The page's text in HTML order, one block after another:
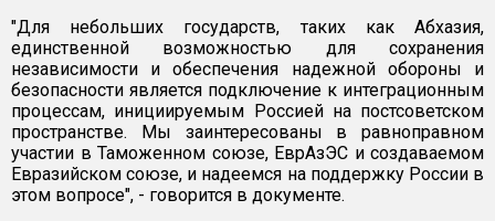
"Для небольших государств, таких как Абхазия,
единственной возможностью для сохранения
независимости и обеспечения надежной обороны и
безопасности является подключение к интеграционным
процессам, инициируемым Россией на постсоветском
пространстве. Мы заинтересованы в равноправном
участии в Таможенном союзе, ЕврАзЭС и создаваемом
Евразийском союзе, и надеемся на поддержку России в
этом вопросе", - говорится в документе.